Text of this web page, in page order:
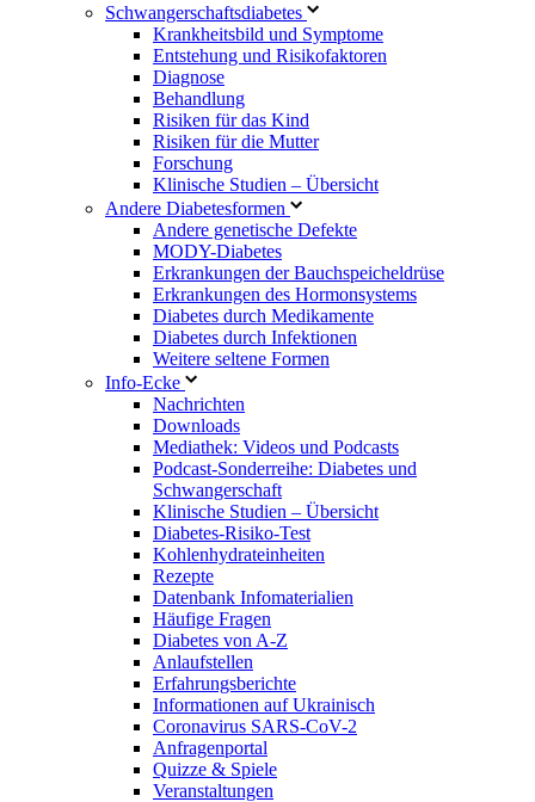
Schwangerschaftsdiabetes
Krankheitsbild und Symptome
Entstehung und Risikofaktoren
Diagnose
Behandlung
Risiken für das Kind
Risiken für die Mutter
Forschung
Klinische Studien – Übersicht
Andere Diabetesformen
Andere genetische Defekte
MODY-Diabetes
Erkrankungen der Bauchspeicheldrüse
Erkrankungen des Hormonsystems
Diabetes durch Medikamente
Diabetes durch Infektionen
Weitere seltene Formen
Info-Ecke
Nachrichten
Downloads
Mediathek: Videos und Podcasts
Podcast-Sonderreihe: Diabetes und
Schwangerschaft
Klinische Studien – Übersicht
Diabetes-Risiko-Test
Kohlenhydrateinheiten
Rezepte
Datenbank Infomaterialien
Häufige Fragen
Diabetes von A-Z
Anlaufstellen
Erfahrungsberichte
Informationen auf Ukrainisch
Coronavirus SARS-CoV-2
Anfragenportal
Quizze & Spiele
Veranstaltungen